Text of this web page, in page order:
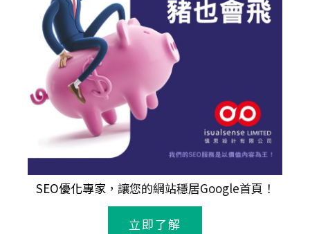
SEO優化專家，讓您的網站穩居Google首頁！
立即了解